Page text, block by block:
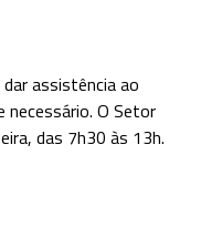
assistência ao
necessário. O Setor
das 7h30 às 13h.